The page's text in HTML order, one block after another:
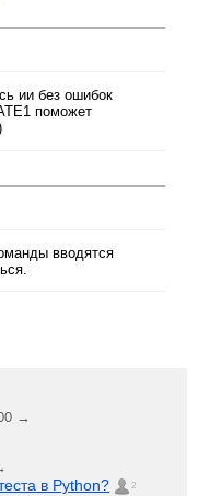
ии без ошибок
поможет
вводятся
→
в Python? 2